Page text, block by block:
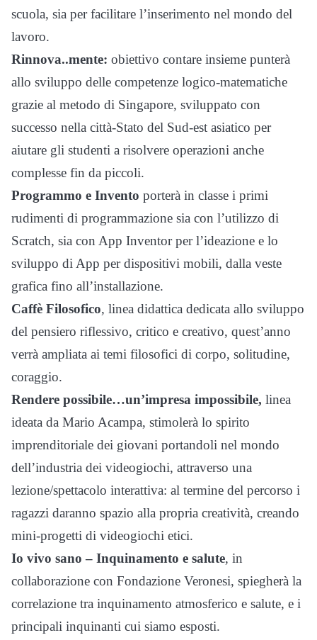
scuola, sia per facilitare l’inserimento nel mondo del
lavoro.
Rinnova..mente: obiettivo contare insieme punterà
allo sviluppo delle competenze logico-matematiche
grazie al metodo di Singapore, sviluppato con
successo nella città-Stato del Sud-est asiatico per
aiutare gli studenti a risolvere operazioni anche
complesse fin da piccoli.
Programmo e Invento porterà in classe i primi
rudimenti di programmazione sia con l’utilizzo di
Scratch, sia con App Inventor per l’ideazione e lo
sviluppo di App per dispositivi mobili, dalla veste
grafica fino all’installazione.
Caffè Filosofico, linea didattica dedicata allo sviluppo
del pensiero riflessivo, critico e creativo, quest’anno
verrà ampliata ai temi filosofici di corpo, solitudine,
coraggio.
Rendere possibile…un’impresa impossibile, linea
ideata da Mario Acampa, stimolerà lo spirito
imprenditoriale dei giovani portandoli nel mondo
dell’industria dei videogiochi, attraverso una
lezione/spettacolo interattiva: al termine del percorso i
ragazzi daranno spazio alla propria creatività, creando
mini-progetti di videogiochi etici.
Io vivo sano – Inquinamento e salute, in
collaborazione con Fondazione Veronesi, spiegherà la
correlazione tra inquinamento atmosferico e salute, e i
principali inquinanti cui siamo esposti.